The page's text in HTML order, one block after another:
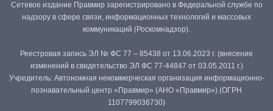
Сетевое издание Правмир зарегистрировано в Федеральной службе по
надзору в сфере связи, информационных технологий и массовых
коммуникаций (Роскомнадзор).
Реестровая запись ЭЛ № ФС 77 – 85438 от 13.06.2023 г. (внесение
изменений в свидетельство ЭЛ ФС 77-44847 от 03.05.2011 г.)
Учредитель: Автономная некоммерческая организация информационно-
познавательный центр «Правмир» (АНО «Правмир») (ОГРН
1107799036730)